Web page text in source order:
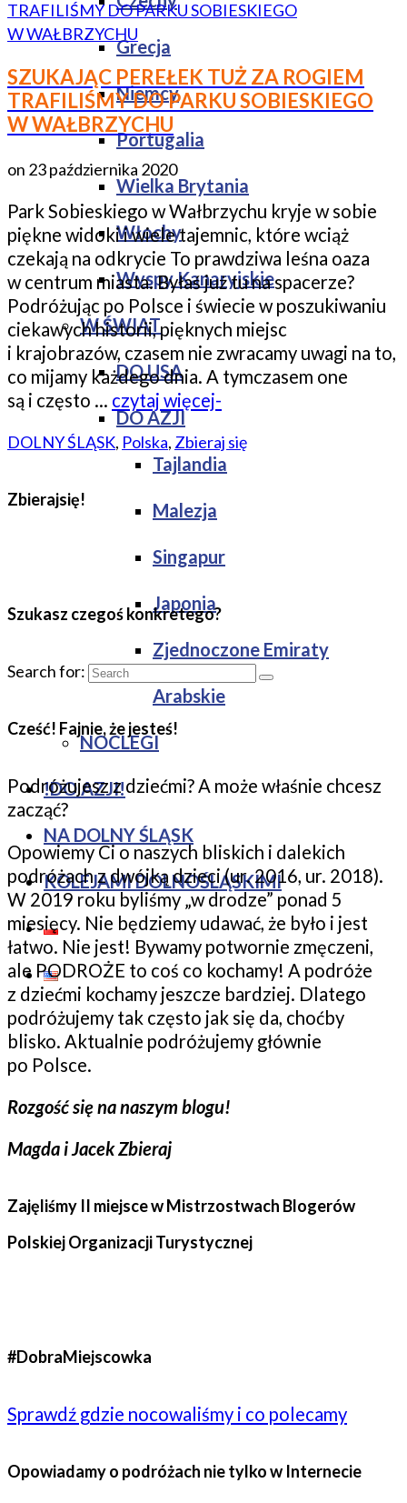
Grecja
Niemcy
Portugalia
Wielka Brytania
Włochy
Wyspy Kanaryjskie
W ŚWIAT
DO USA
DO AZJI
Tajlandia
Malezja
Singapur
Japonia
Zjednoczone Emiraty
Arabskie
NOCLEGI
!DO AZJI!
NA DOLNY ŚLĄSK
KOLEJAMI DOLNOŚLĄSKIMI
SZUKAJĄC PEREŁEK TUŻ ZA ROGIEM
TRAFILIŚMY DO PARKU SOBIESKIEGO
W WAŁBRZYCHU
on 23 października 2020
Park Sobieskiego w Wałbrzychu kryje w sobie
piękne widoki i wiele tajemnic, które wciąż
czekają na odkrycie To prawdziwa leśna oaza
w centrum miasta. Byłaś już tu na spacerze?
Podróżując po Polsce i świecie w poszukiwaniu
ciekawych historii, pięknych miejsc
i krajobrazów, czasem nie zwracamy uwagi na to,
co mijamy każdego dnia. A tymczasem one
są i często … czytaj więcej-
DOLNY ŚLĄSK, Polska, Zbieraj się
Zbierajsię!
Szukasz czegoś konkretego?
Search for:
Cześć! Fajnie, że jesteś!
Podróżujesz z dziećmi? A może właśnie chcesz
zacząć?
Opowiemy Ci o naszych bliskich i dalekich
podróżach z dwójką dzieci (ur. 2016, ur. 2018).
W 2019 roku byliśmy „w drodze” ponad 5
miesięcy. Nie będziemy udawać, że było i jest
łatwo. Nie jest! Bywamy potwornie zmęczeni,
ale PODROŻE to coś co kochamy! A podróże
z dziećmi kochamy jeszcze bardziej. Dlatego
podróżujemy tak często jak się da, choćby
blisko. Aktualnie podróżujemy głównie
po Polsce.
Rozgość się na naszym blogu!
Magda i Jacek Zbieraj
Zajęliśmy II miejsce w Mistrzostwach Blogerów
Polskiej Organizacji Turystycznej
#DobraMiejscowka
Sprawdź gdzie nocowaliśmy i co polecamy
Opowiadamy o podróżach nie tylko w Internecie